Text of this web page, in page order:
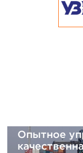
и
эксплуатация